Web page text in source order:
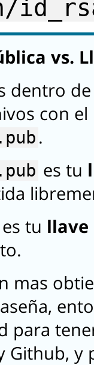
vs.
dentro
con
.
es tu
es tu
mas
para
Github, y